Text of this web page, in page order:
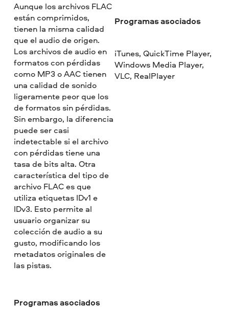
Aunque los archivos FLAC
están comprimidos,
tienen la misma calidad
que el audio de origen.
Los archivos de audio en
formatos con pérdidas
como MP3 o AAC tienen
una calidad de sonido
ligeramente peor que los
de formatos sin pérdidas.
Sin embargo, la diferencia
puede ser casi
indetectable si el archivo
con pérdidas tiene una
tasa de bits alta. Otra
característica del tipo de
archivo FLAC es que
utiliza etiquetas IDv1 e
IDv3. Esto permite al
usuario organizar su
colección de audio a su
gusto, modificando los
metadatos originales de
las pistas.
Programas asociados
Programas asociados
iTunes, QuickTime Player,
Windows Media Player,
VLC, RealPlayer